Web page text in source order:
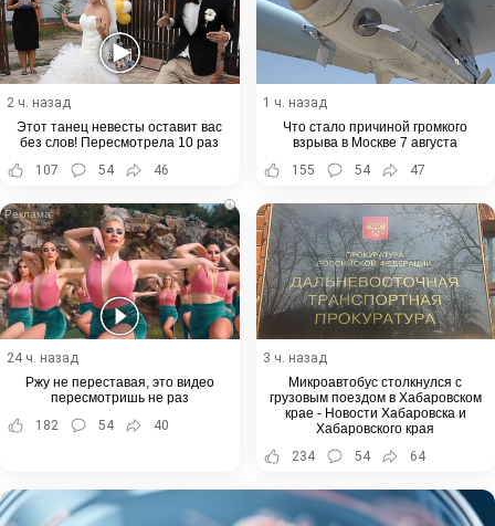
2 ч. назад
Этот танец невесты оставит вас
без слов! Пересмотрела 10 раз
107
54 46
1 ч. назад
Что стало причиной громкого
взрыва в Москве 7 августа
155
54 47
i
24 ч. назад
Ржу не переставая, это видео
пересмотришь не раз
182
54 40
3 ч. назад
Микроавтобус столкнулся с
грузовым поездом в Хабаровском
крае - Новости Хабаровска и
Хабаровского края
234
54 64